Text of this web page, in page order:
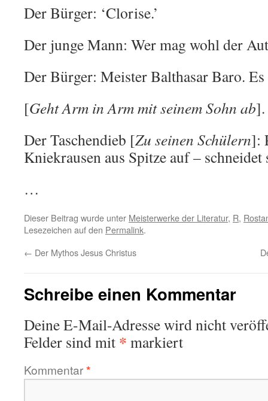
Der Bürger: ‘Clorise.’
Der junge Mann: Wer mag wohl der
Der Bürger: Meister Balthasar Baro.
[Geht Arm in Arm mit seinem Sohn ab].
Der Taschendieb [Zu seinen Schülern]:
Kniekrausen aus Spitze auf – schneidet
…
Dieser Beitrag wurde unter Meisterwerke der Literatur, R,
Lesezeichen auf den Permalink.
← Der Mythos Jesus Christus
Schreibe einen Kommentar
Deine E-Mail-Adresse wird nicht
Felder sind mit * markiert
Kommentar*